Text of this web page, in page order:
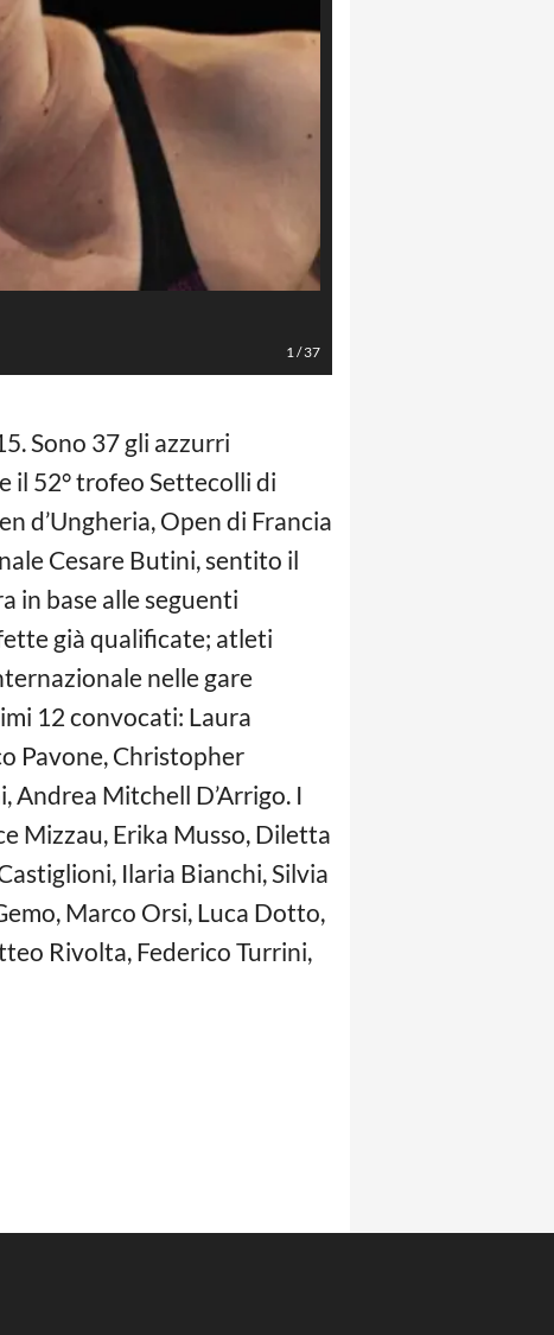
1/37
Sono 37 gli azzurri
il 52° trofeo Settecolli di
d’Ungheria, Open di Francia
Cesare Butini, sentito il
in base alle seguenti
già qualificate; atleti
nelle gare
12 convocati: Laura
Pavone, Christopher
Andrea Mitchell D’Arrigo. I
Mizzau, Erika Musso, Diletta
Ilaria Bianchi, Silvia
Marco Orsi, Luca Dotto,
Rivolta, Federico Turrini,